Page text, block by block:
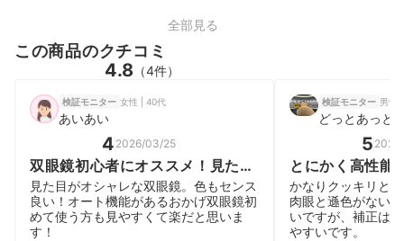
全部見る
この商品のクチコミ
4.8 （4件）
検証モニター 女性 | 40代
あいあい
4 2026/03/25
双眼鏡初心者にオススメ！見た目
もオシャレ
見た目がオシャレな双眼鏡。色もセンス
良い！オート機能があるおかげ双眼鏡初
めて使う方も見やすくて楽だと思いま
す！
検証モニター 男性
どっとあっと
5
とにかく高性能
かなりクッキリと
肉眼と遜色がない
いですが、補正は
やすいです。